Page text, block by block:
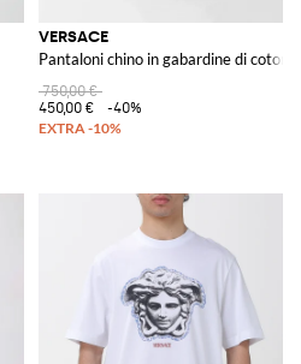
VERSACE
Pantaloni chino in gabardine di cotone
750,00 €
450,00 €
-40%